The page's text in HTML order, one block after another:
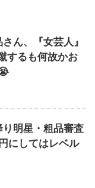
ん、『女芸人』
するも何故かお
り明星・粗品審査
にしてはレベル